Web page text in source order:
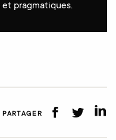
pragmatiques.
PARTAGER